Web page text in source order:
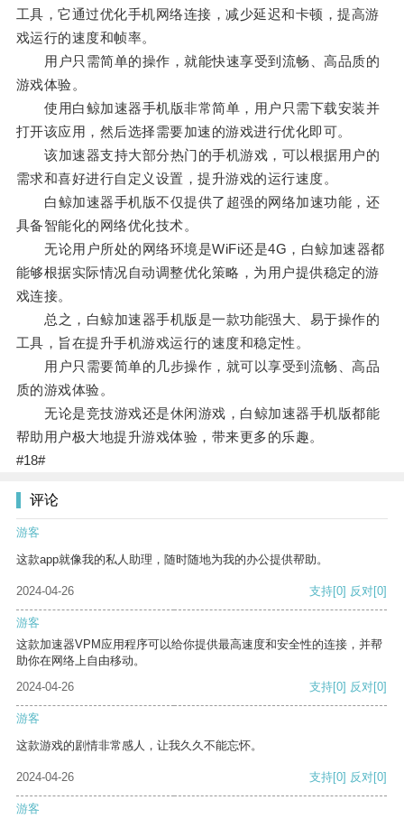
工具，它通过优化手机网络连接，减少延迟和卡顿，提高游
戏运行的速度和帧率。
用户只需简单的操作，就能快速享受到流畅、高品质的
游戏体验。
使用白鲸加速器手机版非常简单，用户只需下载安装并
打开该应用，然后选择需要加速的游戏进行优化即可。
该加速器支持大部分热门的手机游戏，可以根据用户的
需求和喜好进行自定义设置，提升游戏的运行速度。
白鲸加速器手机版不仅提供了超强的网络加速功能，还
具备智能化的网络优化技术。
无论用户所处的网络环境是WiFi还是4G，白鲸加速器都
能够根据实际情况自动调整优化策略，为用户提供稳定的游
戏连接。
总之，白鲸加速器手机版是一款功能强大、易于操作的
工具，旨在提升手机游戏运行的速度和稳定性。
用户只需要简单的几步操作，就可以享受到流畅、高品
质的游戏体验。
无论是竞技游戏还是休闲游戏，白鲸加速器手机版都能
帮助用户极大地提升游戏体验，带来更多的乐趣。
#18#
评论
游客
这款app就像我的私人助理，随时随地为我的办公提供帮助。
2024-04-26 支持[0] 反对[0]
游客
这款加速器VPM应用程序可以给你提供最高速度和安全性的连接，并帮
助你在网络上自由移动。
2024-04-26
支持[0] 反对[0]
游客
这款游戏的剧情非常感人，让我久久不能忘怀。
2024-04-26 支持[0] 反对[0]
游客